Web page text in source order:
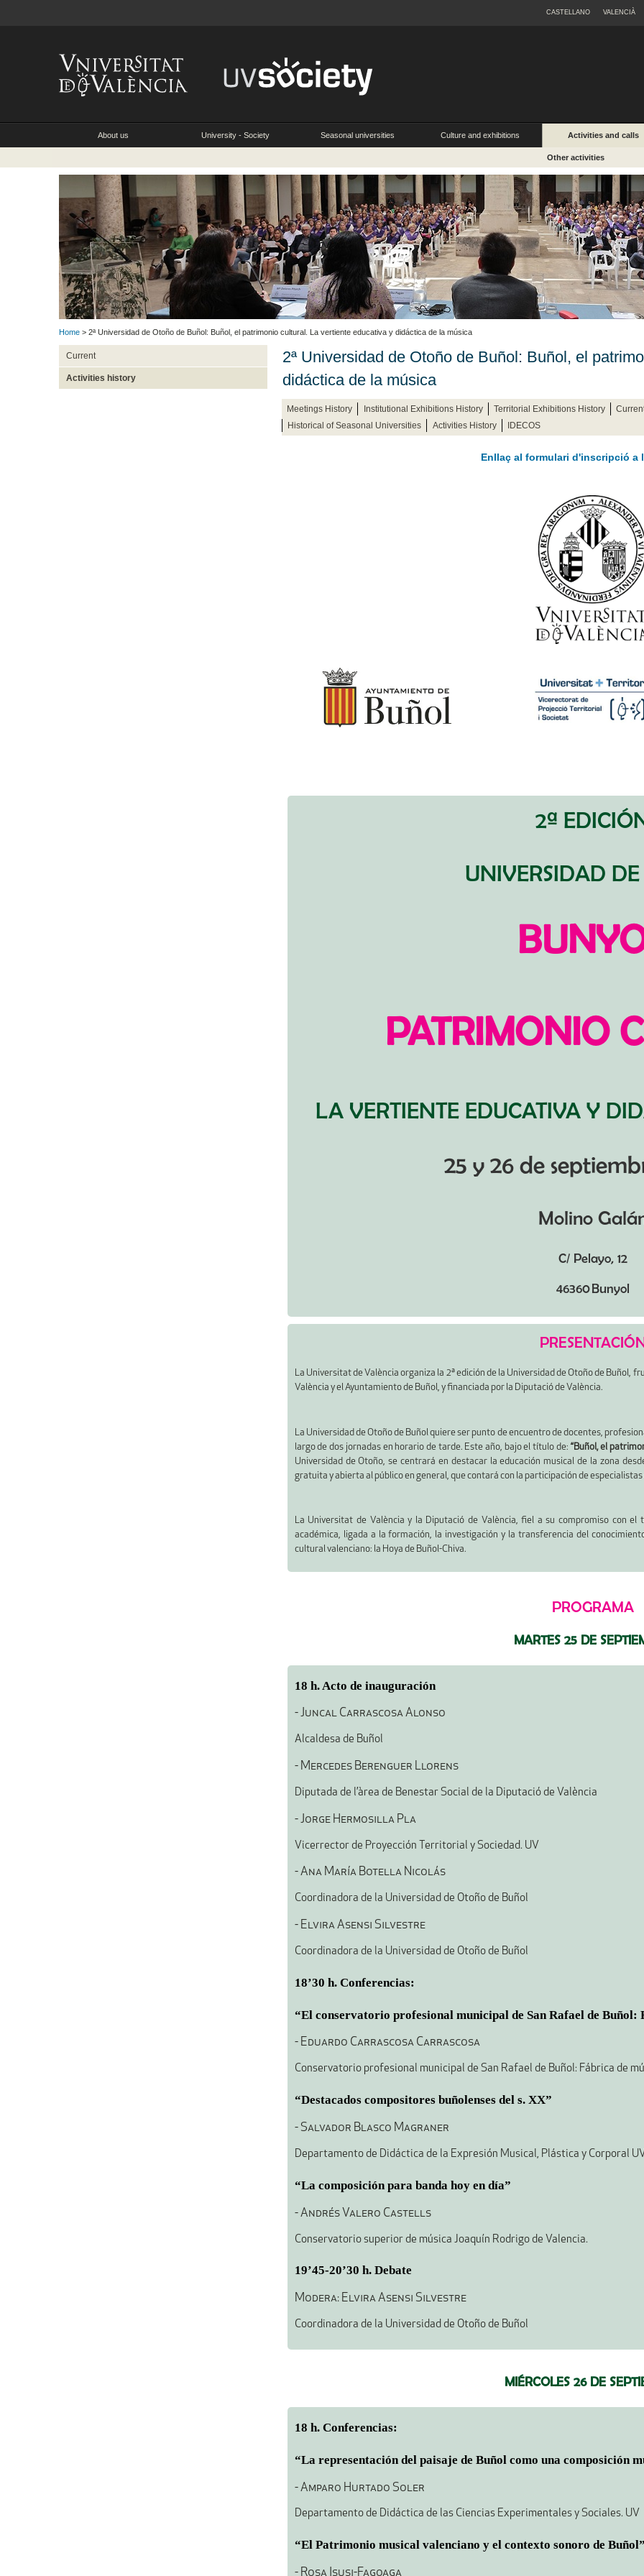
CASTELLANO VALENCIÀ
About us University - Society Seasonal universities Culture and exhibitions Activities and calls
Other activities
Home > 2ª Universidad de Otoño de Buñol: Buñol, el patrimonio cultural. La vertiente educativa y didáctica de la música
Current
Activities history
2ª Universidad de Otoño de Buñol: Buñol, el
didáctica de la música
Meetings History Institutional Exhibitions History Territorial Exhibitions History
Historical of Seasonal Universities
Activities History IDECOS
Enllaç al formulari d'inscripció a
2ª
UNIVERSIDAD
PATRIMONIO
LA VERTIENTE EDUCATIVA Y
25 y 26 de
Molino
C/ Pelayo, 12
46360 Bunyol
La Universitat de València organiza la 2ª edición de la Universidad de Otoño de Buñol,
València y el Ayuntamiento de Buñol, y financiada por la Diputació de València.
La Universidad de Otoño de Buñol quiere ser punto de encuentro de docentes,
largo de dos jornadas en horario de tarde. Este año, bajo el título de: “Buñol, el
Universidad de Otoño, se centrará en destacar la educación musical de la zona
gratuita y abierta al público en general, que contará con la participación de
La Universitat de València y la Diputació de València, fiel a su compromiso con
académica, ligada a la formación, la investigación y la transferencia del
cultural valenciano: la Hoya de Buñol-Chiva.
PROGRAMA
MARTES 25 DE
18 h. Acto de inauguración
- Juncal Carrascosa Alonso
Alcaldesa de Buñol
- Mercedes Berenguer Llorens
Diputada de l’àrea de Benestar Social de la Diputació de València
- Jorge Hermosilla Pla
Vicerrector de Proyección Territorial y Sociedad. UV
- Ana María Botella Nicolás
Coordinadora de la Universidad de Otoño de Buñol
- Elvira Asensi Silvestre
Coordinadora de la Universidad de Otoño de Buñol
18’30 h. Conferencias:
“El conservatorio profesional municipal de San Rafael de Buñol:
- Eduardo Carrascosa Carrascosa
Conservatorio profesional municipal de San Rafael de Buñol: Fábrica de
“Destacados compositores buñolenses del s. XX”
- Salvador Blasco Magraner
Departamento de Didáctica de la Expresión Musical, Plástica y Corporal
“La composición para banda hoy en día”
- Andrés Valero Castells
Conservatorio superior de música Joaquín Rodrigo de Valencia.
19’45-20’30 h. Debate
Modera: Elvira Asensi Silvestre
Coordinadora de la Universidad de Otoño de Buñol
MIÉRCOLES 26 DE
18 h. Conferencias:
“La representación del paisaje de Buñol como una composición
- Amparo Hurtado Soler
Departamento de Didáctica de las Ciencias Experimentales y Sociales. UV
“El Patrimonio musical valenciano y el contexto sonoro de Buñol”
- Rosa Isusi-Fagoaga